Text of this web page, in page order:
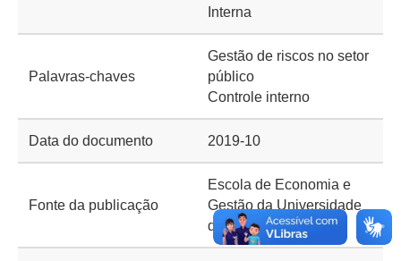
Interna
Palavras-chaves
Gestão de riscos no setor
público
Controle interno
Data do documento 2019-10
Fonte da publicação
Escola de Economia e
Gestão da Universidade
do Minho (EEG)